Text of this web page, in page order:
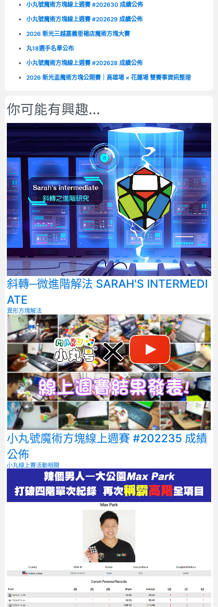
小丸號魔術方塊線上週賽 #202630 成績公佈
小丸號魔術方塊線上週賽 #202629 成績公佈
2026 新光三越嘉義垂楊店魔術方塊大賽
丸18選手名單公布
小丸號魔術方塊線上週賽 #202628 成績公佈
2026 新光盃魔術方塊公開賽｜高雄場 × 花蓮場 雙賽事資訊整理
你可能有興趣...
斜轉─微進階解法 SARAH'S INTERMEDI
ATE
異形方塊解法
小丸號魔術方塊線上週賽 #202235 成績
公佈
小丸線上賽活動相關